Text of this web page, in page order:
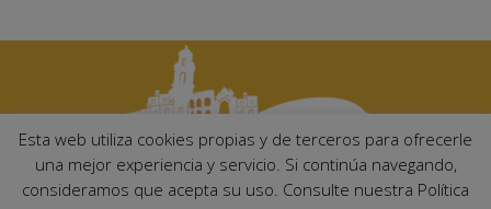
Ayuntamiento de Palma del Río. Plaza Mayor de Andalucía, 1 C.P:
Esta web utiliza cookies propias y de terceros para ofrecerle
una mejor experiencia y servicio. Si continúa navegando,
consideramos que acepta su uso. Consulte nuestra Política